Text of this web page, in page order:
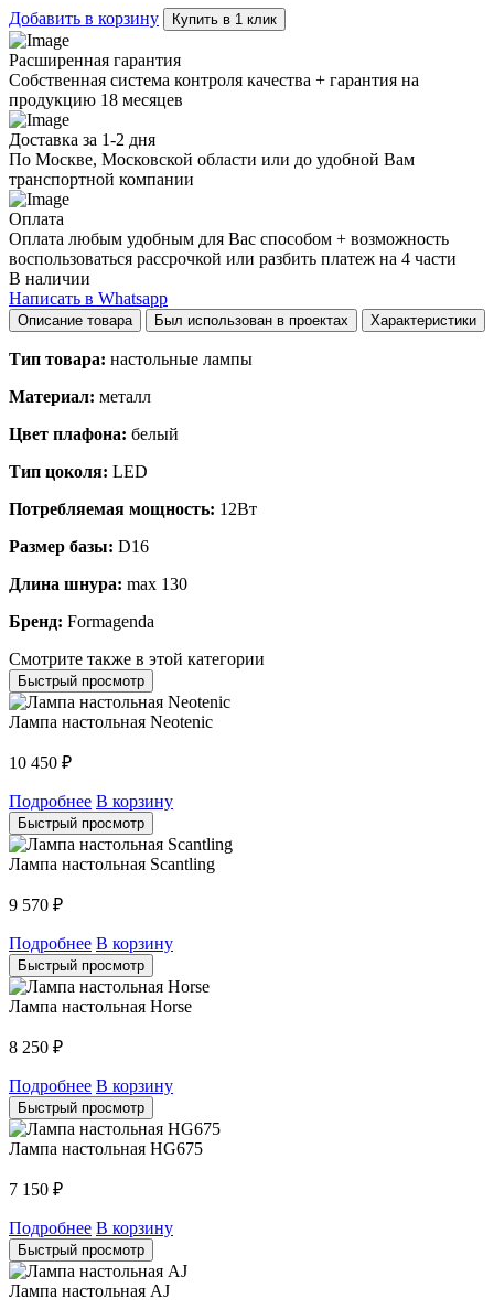
Добавить в корзину Купить в 1 клик
Расширенная гарантия
Собственная система контроля качества + гарантия на
продукцию 18 месяцев
Доставка за 1-2 дня
По Москве, Московской области или до удобной Вам
транспортной компании
Оплата
Оплата любым удобным для Вас способом + возможность
воспользоваться рассрочкой или разбить платеж на 4 части
В наличии
Написать в Whatsapp
Описание товара Был использован в проектах Характеристики
Тип товара: настольные лампы
Материал: металл
Цвет плафона: белый
Тип цоколя: LED
Потребляемая мощность: 12Вт
Размер базы: D16
Длина шнура: max 130
Бренд: Formagenda
Смотрите также в этой категории
Быстрый просмотр
Лампа настольная Neotenic
10 450 ₽
Подробнее В корзину
Быстрый просмотр
Лампа настольная Scantling
9 570 ₽
Подробнее В корзину
Быстрый просмотр
Лампа настольная Horse
8 250 ₽
Подробнее В корзину
Быстрый просмотр
Лампа настольная HG675
7 150 ₽
Подробнее В корзину
Быстрый просмотр
Лампа настольная AJ